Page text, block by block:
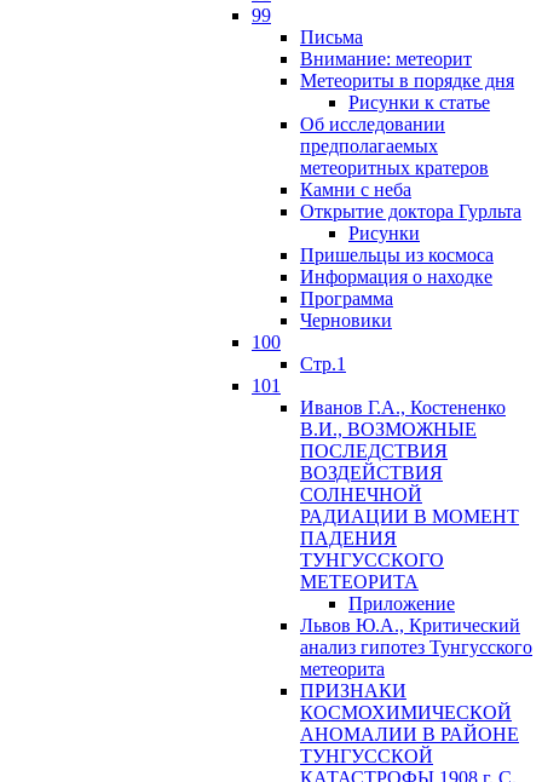
99
Письма
Внимание: метеорит
Метеориты в порядке дня
Рисунки к статье
Об исследовании
предполагаемых
метеоритных кратеров
Камни с неба
Открытие доктора Гурльта
Рисунки
Пришельцы из космоса
Информация о находке
Программа
Черновики
100
Стр.1
101
Иванов Г.А., Костененко
В.И., ВОЗМОЖНЫЕ
ПОСЛЕДСТВИЯ
ВОЗДЕЙСТВИЯ
СОЛНЕЧНОЙ
РАДИАЦИИ В МОМЕНТ
ПАДЕНИЯ
ТУНГУССКОГО
MЕТЕОРИТА
Приложение
Львов Ю.A., Критический
анализ гипотез Тунгусского
метеорита
ПРИЗНАКИ
КОСМОХИМИЧЕСКОЙ
АНОМАЛИИ В РАЙОНЕ
ТУНГУССКОЙ
КАТАСТРОФЫ 1908 г. С.